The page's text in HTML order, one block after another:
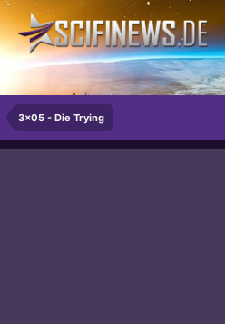
ausgezeichtnet...
3x05 - Die Trying